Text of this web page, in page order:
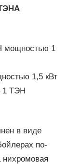
мощностью 1
1,5 кВт
ТЭН
в виде
по-
нихромовая